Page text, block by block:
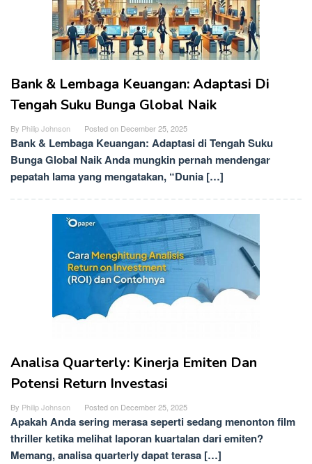
Bank & Lembaga Keuangan: Adaptasi Di
Tengah Suku Bunga Global Naik
By Philip Johnson Posted on December 25, 2025
Bank & Lembaga Keuangan: Adaptasi di Tengah Suku
Bunga Global Naik Anda mungkin pernah mendengar
pepatah lama yang mengatakan, “Dunia […]
Analisa Quarterly: Kinerja Emiten Dan
Potensi Return Investasi
By Philip Johnson Posted on December 25, 2025
Apakah Anda sering merasa seperti sedang menonton film
thriller ketika melihat laporan kuartalan dari emiten?
Memang, analisa quarterly dapat terasa […]